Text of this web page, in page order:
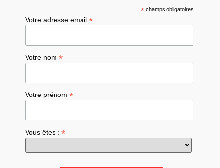
*champs obligatoires
Votre adresse email*
Votre nom*
Votre prénom*
Vous êtes :*